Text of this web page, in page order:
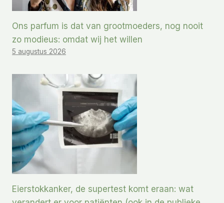
Ons parfum is dat van grootmoeders, nog nooit
zo modieus: omdat wij het willen
5 augustus 2026
Eierstokkanker, de supertest komt eraan: wat